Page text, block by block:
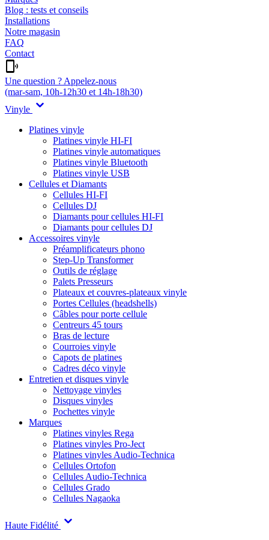
Blog : tests et conseils
Installations
Notre magasin
FAQ
Contact
Une question ? Appelez-nous
(mar-sam, 10h-12h30 et 14h-18h30)
Vinyle
Platines vinyle
Platines vinyle HI-FI
Platines vinyle automatiques
Platines vinyle Bluetooth
Platines vinyle USB
Cellules et Diamants
Cellules HI-FI
Cellules DJ
Diamants pour cellules HI-FI
Diamants pour cellules DJ
Accessoires vinyle
Préamplificateurs phono
Step-Up Transformer
Outils de réglage
Palets Presseurs
Plateaux et couvres-plateaux vinyle
Portes Cellules (headshells)
Câbles pour porte cellule
Centreurs 45 tours
Bras de lecture
Courroies vinyle
Capots de platines
Cadres déco vinyle
Entretien et disques vinyle
Nettoyage vinyles
Disques vinyles
Pochettes vinyle
Marques
Platines vinyles Rega
Platines vinyles Pro-Ject
Platines vinyles Audio-Technica
Cellules Ortofon
Cellules Audio-Technica
Cellules Grado
Cellules Nagaoka
Haute Fidélité